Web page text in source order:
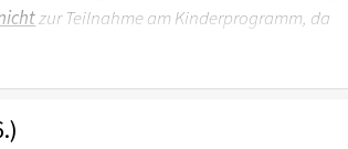
zur Teilnahme am Kinderprogramm, da